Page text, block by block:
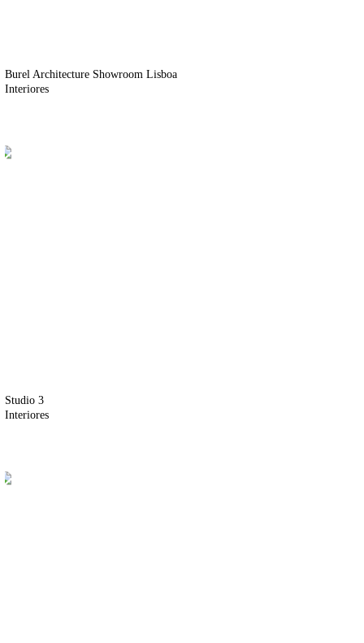
Burel Architecture Showroom Lisboa
Interiores
Studio 3
Interiores